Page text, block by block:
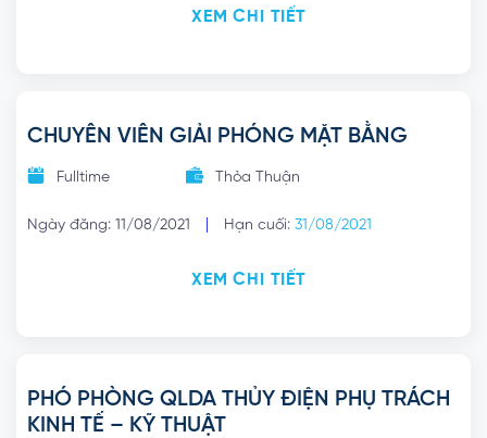
XEM CHI TIẾT
CHUYÊN VIÊN GIẢI PHÓNG MẶT BẰNG
Fulltime Thỏa Thuận
Ngày đăng: 11/08/2021 | Hạn cuối: 31/08/2021
XEM CHI TIẾT
PHÓ PHÒNG QLDA THỦY ĐIỆN PHỤ TRÁCH
KINH TẾ – KỸ THUẬT